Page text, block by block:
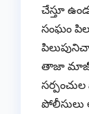
చేస్తూ
సంఘం
తాజా మాజీ
పోలీసులు